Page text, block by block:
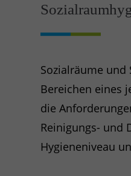
Sozialräume und
Bereichen eines
die
Reinigungs- und
Hygieneniveau